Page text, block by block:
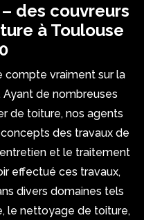
des couvreurs
à Toulouse
compte vraiment sur la
de nombreuses
de toiture, nos agents
des travaux de
et le traitement
effectué ces travaux,
divers domaines tels
le nettoyage de toiture,